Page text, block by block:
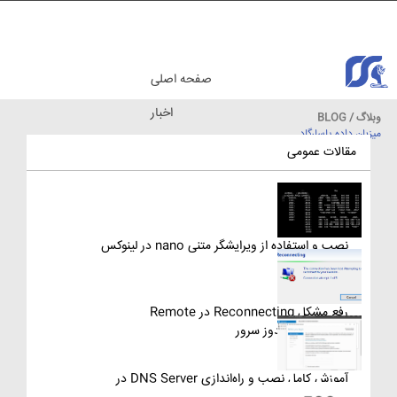
وبلاگ / BLOG
میزبان داده پاسارگاد
صفحه اصلی
اخبار
مقالات عمومی
نصب و استفاده از ویرایشگر متنی nano در لینوکس
رفع مشکل Reconnecting در Remote
Desktop ویندوز سرور
آموزش کامل نصب و راه‌اندازی DNS Server در